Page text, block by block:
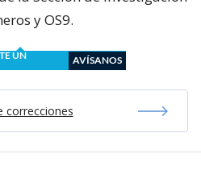
y OS9.
UN
AVÍSANOS
correcciones